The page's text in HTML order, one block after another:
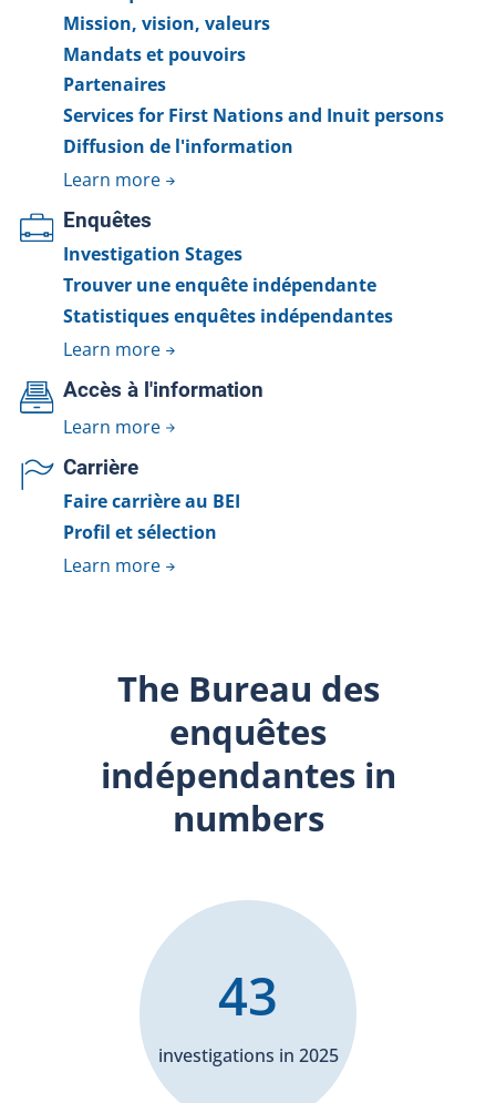
Mission, vision, valeurs
Mandats et pouvoirs
Partenaires
Services for First Nations and Inuit persons
Diffusion de l'information
Learn more
Enquêtes
Investigation Stages
Trouver une enquête indépendante
Statistiques enquêtes indépendantes
Learn more
Accès à l'information
Learn more
Carrière
Faire carrière au BEI
Profil et sélection
Learn more
The Bureau des
enquêtes
indépendantes in
numbers
investigations in 2025
43